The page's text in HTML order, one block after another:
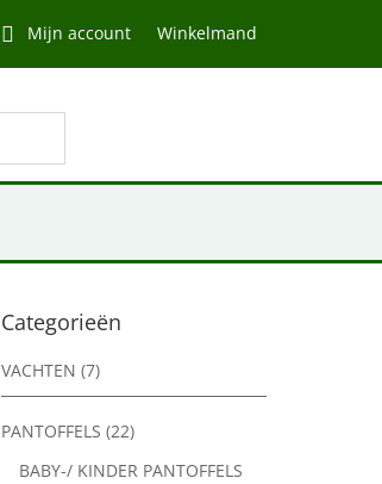
Mijn account Winkelmand
Categorieën
VACHTEN (7)
PANTOFFELS (22)
BABY-/ KINDER PANTOFFELS